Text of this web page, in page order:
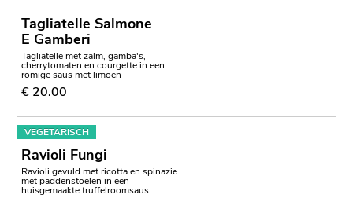
Tagliatelle Salmone
E Gamberi
Tagliatelle met zalm, gamba's,
cherrytomaten en courgette in een
romige saus met limoen
€ 20.00
VEGETARISCH
Ravioli Fungi
Ravioli gevuld met ricotta en spinazie
met paddenstoelen in een
huisgemaakte truffelroomsaus